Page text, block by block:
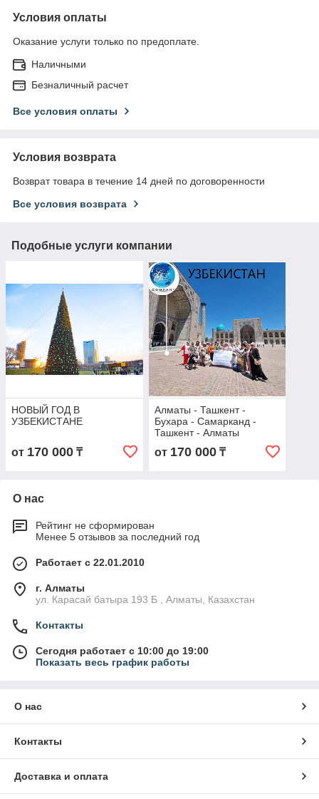
Условия оплаты
Оказание услуги только по предоплате.
Наличными
Безналичный расчет
Все условия оплаты
Условия возврата
Возврат товара в течение 14 дней по договоренности
Все условия возврата
Подобные услуги компании
НОВЫЙ ГОД В
УЗБЕКИСТАНЕ
от 170 000 ₸
Алматы - Ташкент -
Бухара - Самарканд -
Ташкент - Алматы
от 170 000₸
О нас
Рейтинг не сформирован
Менее 5 отзывов за последний год
Работает с 22.01.2010
г. Алматы
ул. Карасай батыра 193 Б , Алматы, Казахстан
Контакты
Сегодня работает с 10:00 до 19:00
Показать весь график работы
О нас
Контакты
Доставка и оплата